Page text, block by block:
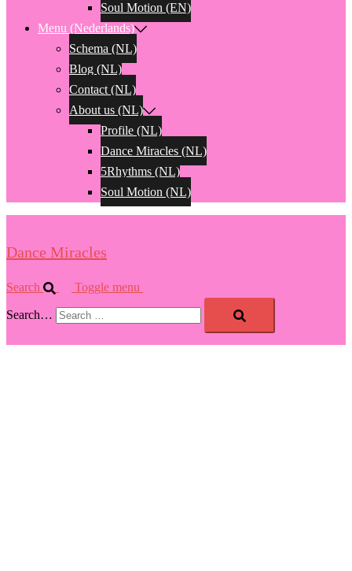
Soul Motion (EN)
Menu (Nederlands)
Schema (NL)
Blog (NL)
Contact (NL)
About us (NL)
Profile (NL)
Dance Miracles (NL)
5Rhythms (NL)
Soul Motion (NL)
Dance Miracles
Search Toggle menu
Search…